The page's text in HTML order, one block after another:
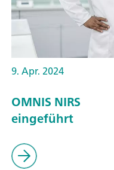
9. Apr. 2024
OMNIS NIRS
eingeführt